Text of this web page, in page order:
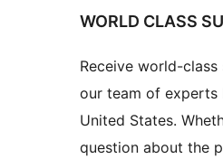
WORLD CLASS
Receive world-
our team of experts
United States.
question about the